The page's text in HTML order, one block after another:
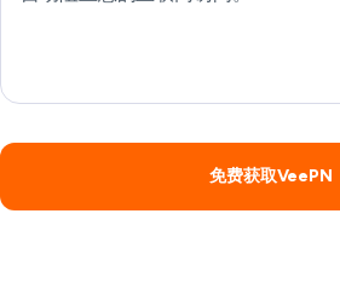
免费获取VeePN